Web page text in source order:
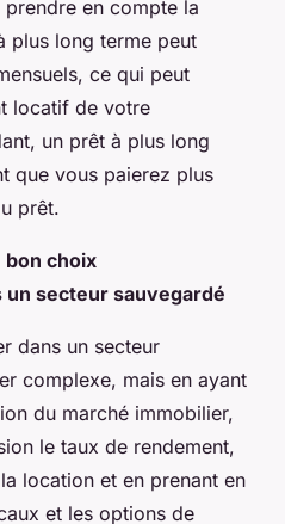
en compte la
plus long terme peut
ce qui peut
locatif de votre
un prêt à plus long
que vous paierez plus
prêt.
bon choix
un secteur sauvegardé
dans un secteur
complexe, mais en ayant
du marché immobilier,
le taux de rendement,
location et en prenant en
et les options de